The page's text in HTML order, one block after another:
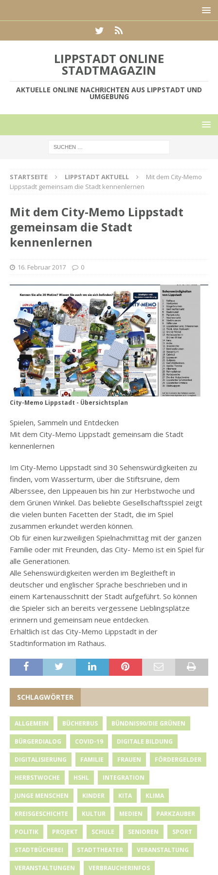
LIPPSTADT ONLINE
STADTMAGAZIN
AKTUELLE ONLINE NACHRICHTEN AUS LIPPSTADT UND
UMGEBUNG
STARTSEITE LIPPSTADT AKTUELL
Mit dem City-Memo
Lippstadt gemeinsam die Stadt kennenlernen
Mit dem City-Memo Lippstadt
gemeinsam die Stadt
kennenlernen
16. Februar 2017 0
City-Memo Lippstadt - Übersichtsplan
Spielen, Sammeln und Entdecken
Mit dem City-Memo Lippstadt gemeinsam die Stadt
kennenlernen
Im City-Memo Lippstadt sind 30 Sehenswürdigkeiten zu
finden, vom Wasserturm, über die Stiftsruine, dem
Alberssee, den Lippeauen bis hin zur Herbstwoche und
dem Grünen Winkel. Das beliebte Gesellschaftsspiel zeigt
die vielen bunten Facetten der Stadt, die im Spiel
zusammen erkundet werden können.
Ob für einen kurzweiligen Spielnachmittag mit der ganzen
Familie oder mit Freunden, das City- Memo ist ein Spiel für
alle Generationen.
Alle Sehenswürdigkeiten werden im Begleitheft in
deutscher und englischer Sprache beschrieben und in
einem Kartenausschnitt der Stadt aufgeführt. So können
die Spieler sich an bereits vergessene Lieblingsplätze
erinnern und gemeinsam neue entdecken.
Erhältlich ist das City-Memo Lippstadt in der
Stadtinformation im Rathaus.
SCHLAGWÖRTER
ALLGEMEIN BÜCHERBUS BÜNDNIS90/DIE GRÜNEN
BÜRGERDIALOG COVID-19 DIGITALE BILDUNG
DIGITALISIERUNG FAMILIE FRAUEN FÖRDERGELDER
HERBSTWOCHE HSHL INTEGRATION
JUNGE MENSCHEN KINDER KITA KLIMA
KREISGESCHICHTE KULTUR MEDIEN PARKZAUBER
POLITIK PROJEKT SCHULE SENIOREN SPORT
STADTBÜCHEREI STADTTHEATER VERANSTALTUNG
VERANSTALTUNGEN VERBRAUCHERINFOS